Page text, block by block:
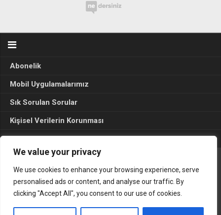
We value your privacy
We use cookies to enhance your browsing experience, serve
personalised ads or content, and analyse our traffic. By
clicking "Accept All", you consent to our use of cookies.
Abonelik
Mobil Uygulamalarımız
Sık Sorulan Sorular
Kişisel Verilerin Korunması
Seçim Sonuçları 2024
Gerçek Hayat © 2015. Her hakkı sakldır.